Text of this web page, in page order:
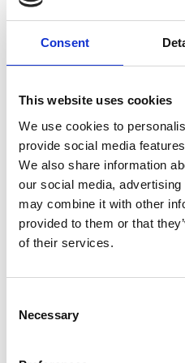
Consent
This website uses cookies
We use cookies to
provide social media
We also share information
our social media,
may combine it with other
provided to them or that
of their services.
Selection
Necessary
L’insolita amicizia che
anche un’occasione di
scelta coraggiosa di
schemi sociali dandosi
di un’apertura al nuovo.
simpatia di conflitto, di
fiducia e del valore di
Il movimento e il racconto
uccellino (ventriloqua)
suggestioni comiche e
I momenti di maggiore
dipanarsi della storia
coinvolgendoli con